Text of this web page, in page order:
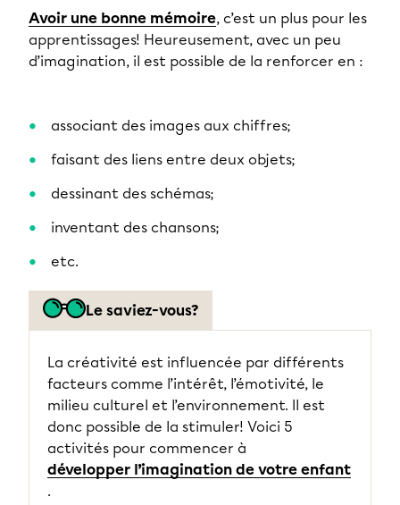
Avoir une bonne mémoire, c’est un plus pour les
apprentissages! Heureusement, avec un peu
d’imagination, il est possible de la renforcer en :
associant des images aux chiffres;
faisant des liens entre deux objets;
dessinant des schémas;
inventant des chansons;
etc.
Le saviez-vous?
La créativité est influencée par différents
facteurs comme l’intérêt, l’émotivité, le
milieu culturel et l’environnement. Il est
donc possible de la stimuler! Voici 5
activités pour commencer à
développer l’imagination de votre enfant
.